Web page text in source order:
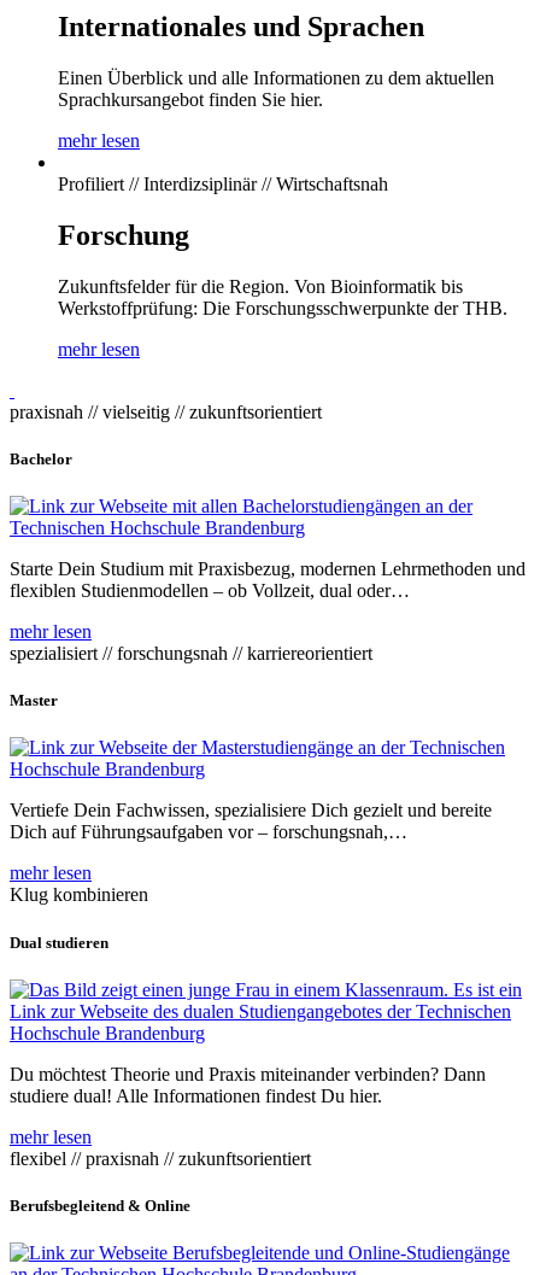
Internationales und Sprachen
Einen Überblick und alle Informationen zu dem aktuellen
Sprachkursangebot finden Sie hier.
mehr lesen
Profiliert // Interdizsiplinär // Wirtschaftsnah
Forschung
Zukunftsfelder für die Region. Von Bioinformatik bis
Werkstoffprüfung: Die Forschungsschwerpunkte der THB.
mehr lesen
praxisnah // vielseitig // zukunftsorientiert
Bachelor
Starte Dein Studium mit Praxisbezug, modernen Lehrmethoden und
flexiblen Studienmodellen – ob Vollzeit, dual oder…
mehr lesen
spezialisiert // forschungsnah // karriereorientiert
Master
Vertiefe Dein Fachwissen, spezialisiere Dich gezielt und bereite
Dich auf Führungsaufgaben vor – forschungsnah,…
mehr lesen
Klug kombinieren
Dual studieren
Du möchtest Theorie und Praxis miteinander verbinden? Dann
studiere dual! Alle Informationen findest Du hier.
mehr lesen
flexibel // praxisnah // zukunftsorientiert
Berufsbegleitend & Online